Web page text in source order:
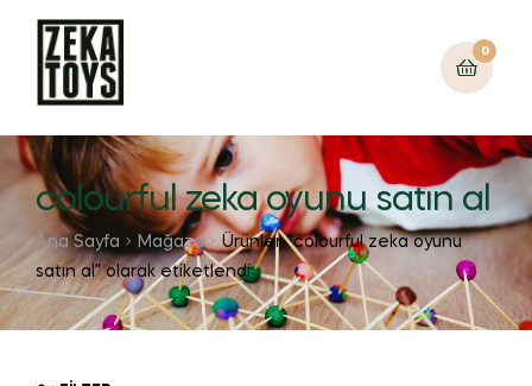
0
colourful zeka oyunu satın al
Ana Sayfa Mağaza
Ürünler “colourful zeka oyunu
satın al” olarak etiketlendi